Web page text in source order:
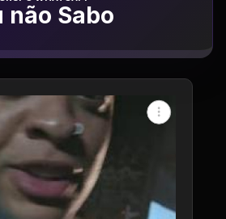
de Whatsapp
não Sabo